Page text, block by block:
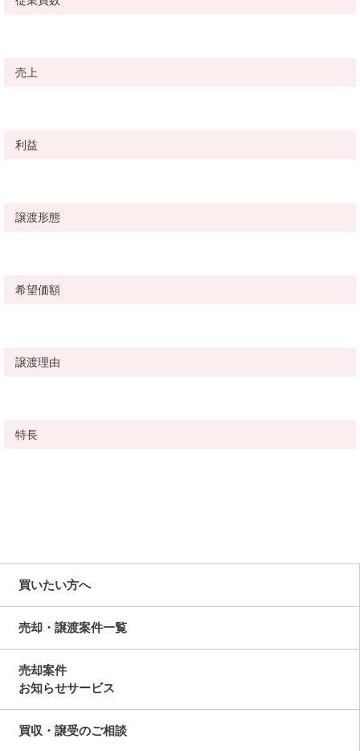
売上
利益
譲渡形態
希望価額
譲渡理由
特長
買いたい方へ
売却・譲渡案件一覧
売却案件
お知らせサービス
買収・譲受のご相談